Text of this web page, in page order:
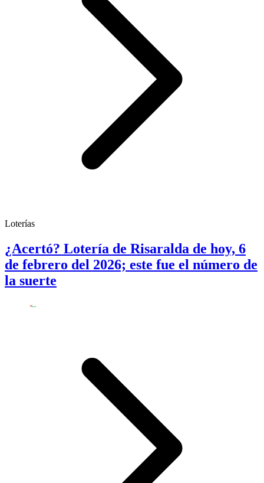
Loterías
¿Acertó? Lotería de Risaralda de hoy, 6
de febrero del 2026; este fue el número de
la suerte